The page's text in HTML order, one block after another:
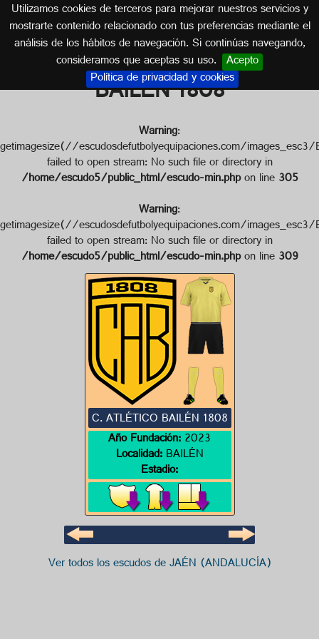
Utilizamos cookies de terceros para mejorar nuestros servicios y
mostrarte contenido relacionado con tus preferencias mediante el
análisis de los hábitos de navegación. Si continúas navegando,
consideramos que aceptas su uso. Acepto
Política de privacidad y cookies
Escudo de C. ATLÉTICO
BAILÉN 1808
JAÉN (ANDALUCÍA)
Warning:
getimagesize(//escudosdefutbolyequipaciones.com/
failed to open stream: No such file or directory in
/home/escudo5/public_html/escudo-min.phpon line305
Warning:
getimagesize(//escudosdefutbolyequipaciones.com/
failed to open stream: No such file or directory in
/home/escudo5/public_html/escudo-min.phpon line309
C. ATLÉTICO BAILÉN 1808
Año Fundación:2023
Localidad:BAILÉN
Estadio:
Ver todos los escudos de JAÉN (ANDALUCÍA)